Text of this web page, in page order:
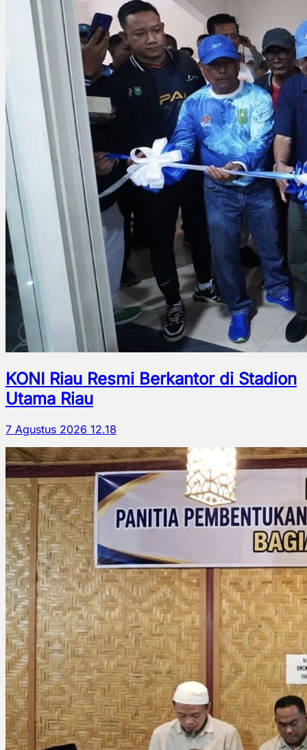
KONI Riau Resmi Berkantor di Stadion
Utama Riau
7 Agustus 2026 12.18